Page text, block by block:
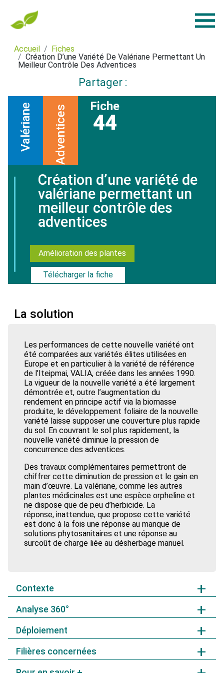
Accueil
Fiches
Création D’une Variété De Valériane Permettant Un
Meilleur Contrôle Des Adventices
Partager :
Valériane Adventices Fiche
44
Création d’une variété de
valériane permettant un
meilleur contrôle des
adventices
Amélioration des plantes
Télécharger la fiche
La solution
Les performances de cette nouvelle variété ont
été comparées aux variétés élites utilisées en
Europe et en particulier à la variété de référence
de l’Iteipmai, VALIA, créée dans les années 1990.
La vigueur de la nouvelle variété a été largement
démontrée et, outre l’augmentation du
rendement en principe actif via la biomasse
produite, le développement foliaire de la nouvelle
variété laisse supposer une couverture plus rapide
du sol. En couvrant le sol plus rapidement, la
nouvelle variété diminue la pression de
concurrence des adventices.
Des travaux complémentaires permettront de
chiffrer cette diminution de pression et le gain en
main d’œuvre. La valériane, comme les autres
plantes médicinales est une espèce orpheline et
ne dispose que de peu d’herbicide. La
réponse, inattendue, que propose cette variété
est donc à la fois une réponse au manque de
solutions phytosanitaires et une réponse au
surcoût de charge liée au désherbage manuel.
Contexte
La valériane (Valeriana officinalis) est une plante
médicinale utilisée principalement pour les vertus
sédatives de ses racines. Depuis plusieurs années, les
productions françaises sont soumises à une
concurrence de plus en plus importante au niveau
européen. La production française utilise la variété
Valia (VS-1) depuis sa création par l’Iteipmai en 1995.
Analyse 360°
Niveau de réduction d’utilisation et/ ou d’impact
potentiel
La lutte chimique est très limitée sur une espèce
orpheline comme la valériane. Les atouts de vigueur et
de production de biomasse sont une réponse
Déploiement
La variété est en cours de déploiement et en cours de
demande de Certificat d’Obtention Végétale, elle
Filières concernées